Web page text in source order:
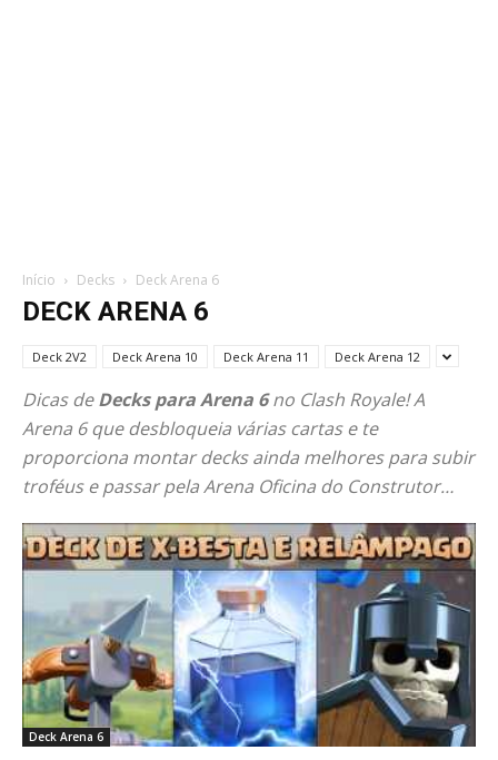
Início Decks Deck Arena 6
DECK ARENA 6
Deck 2V2 Deck Arena 10 Deck Arena 11 Deck Arena 12
Dicas deDecks para Arena 6no Clash Royale! A
Arena 6 que desbloqueia várias cartas e te
proporciona montar decks ainda melhores para subir
troféus e passar pela Arena Oficina do Construtor…
Deck Arena 6